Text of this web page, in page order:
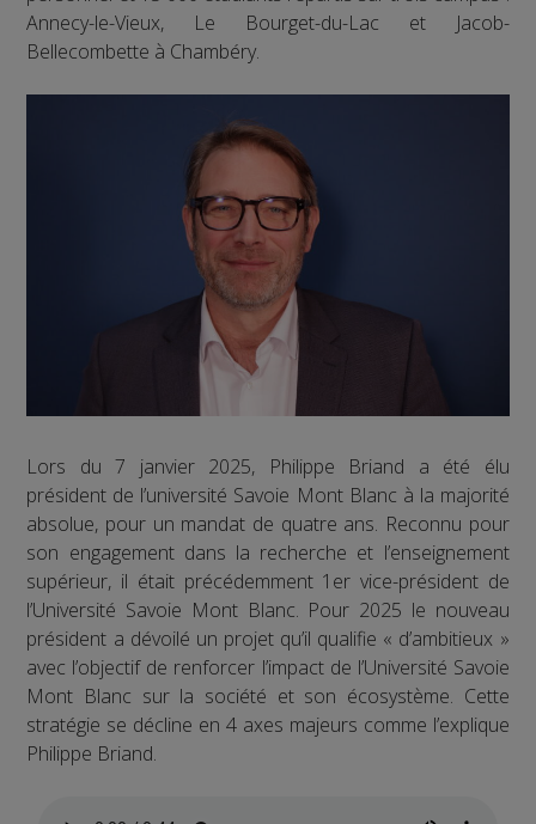
Annecy-le-Vieux, Le Bourget-du-Lac et Jacob-
Bellecombette à Chambéry.
Lors du 7 janvier 2025, Philippe Briand a été élu
président de l’université Savoie Mont Blanc à la majorité
absolue, pour un mandat de quatre ans. Reconnu pour
son engagement dans la recherche et l’enseignement
supérieur, il était précédemment 1er vice-président de
l’Université Savoie Mont Blanc. Pour 2025 le nouveau
président a dévoilé un projet qu’il qualifie « d’ambitieux »
avec l’objectif de renforcer l’impact de l’Université Savoie
Mont Blanc sur la société et son écosystème. Cette
stratégie se décline en 4 axes majeurs comme l’explique
Philippe Briand.